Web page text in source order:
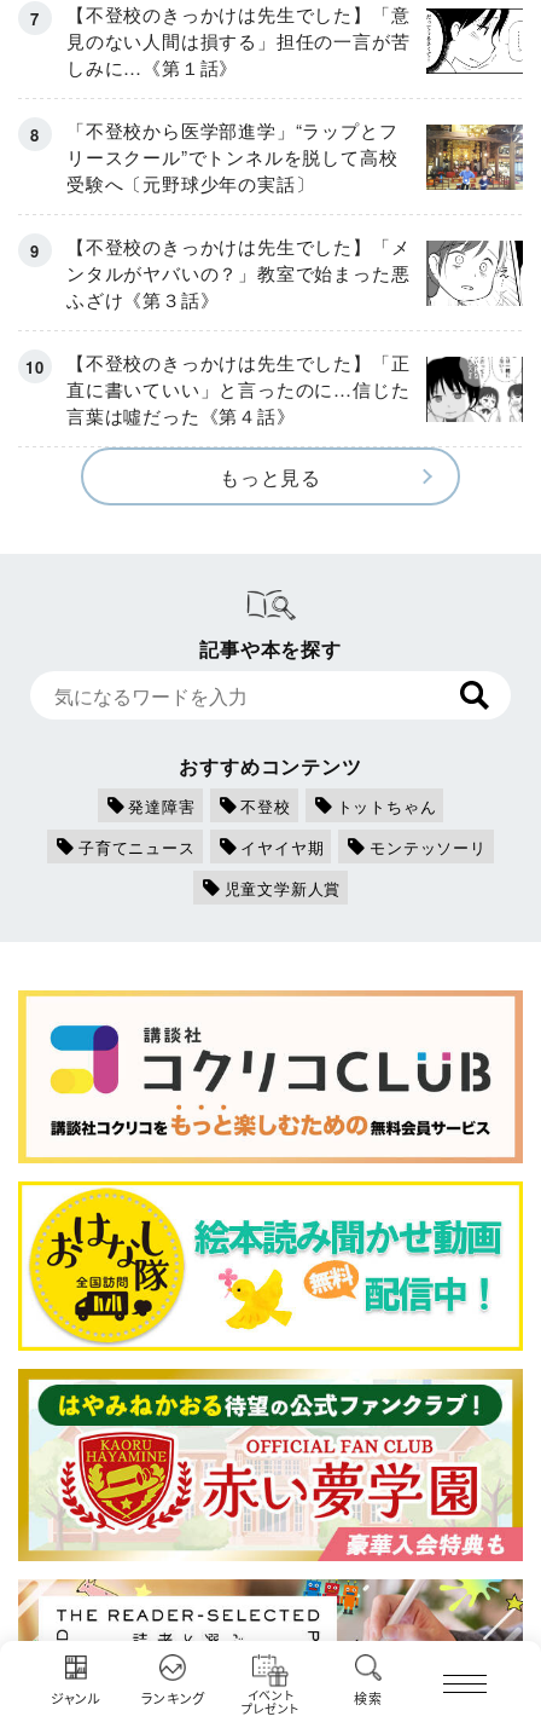
ジャンル ランキング イベント
プレゼント
検索
【不登校のきっかけは先生でした】「意
見のない人間は損する」担任の一言が苦
しみに…《第１話》
「不登校から医学部進学」“ラップとフ
リースクール”でトンネルを脱して高校
受験へ〔元野球少年の実話〕
【不登校のきっかけは先生でした】「メ
ンタルがヤバいの？」教室で始まった悪
ふざけ《第３話》
【不登校のきっかけは先生でした】「正
直に書いていい」と言ったのに…信じた
言葉は噓だった《第４話》
もっと見る
記事や本を探す
おすすめコンテンツ
発達障害 不登校
トットちゃん
子育てニュース
イヤイヤ期
モンテッソーリ
児童文学新人賞